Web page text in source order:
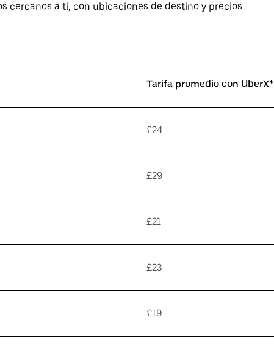
cercanos a ti, con ubicaciones de destino y precios
Tarifa promedio con UberX*
£24
£29
£21
£23
£19